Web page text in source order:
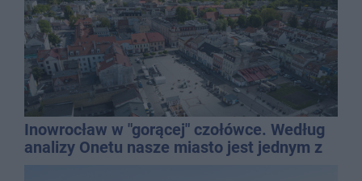
Inowrocław w "gorącej" czołówce. Według
analizy Onetu nasze miasto jest jednym z